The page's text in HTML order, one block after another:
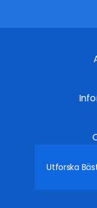
Utforska